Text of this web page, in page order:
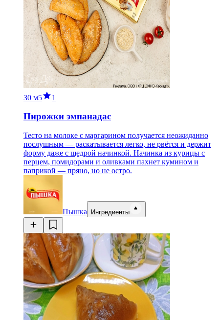
30 м5 1
Пирожки эмпанадас
Тесто на молоке с маргарином получается неожиданно
послушным — раскатывается легко, не рвётся и держит
форму даже с щедрой начинкой. Начинка из курицы с
перцем, помидорами и оливками пахнет кумином и
паприкой — пряно, но не остро.
Пышка Ингредиенты